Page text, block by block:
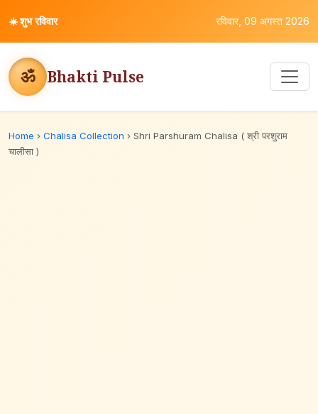
☀️शुभ रविवार रविवार, 09 अगस्त 2026
ॐ Bhakti Pulse
Home › Chalisa Collection › Shri Parshuram Chalisa ( श्री परशुराम
चालीसा )